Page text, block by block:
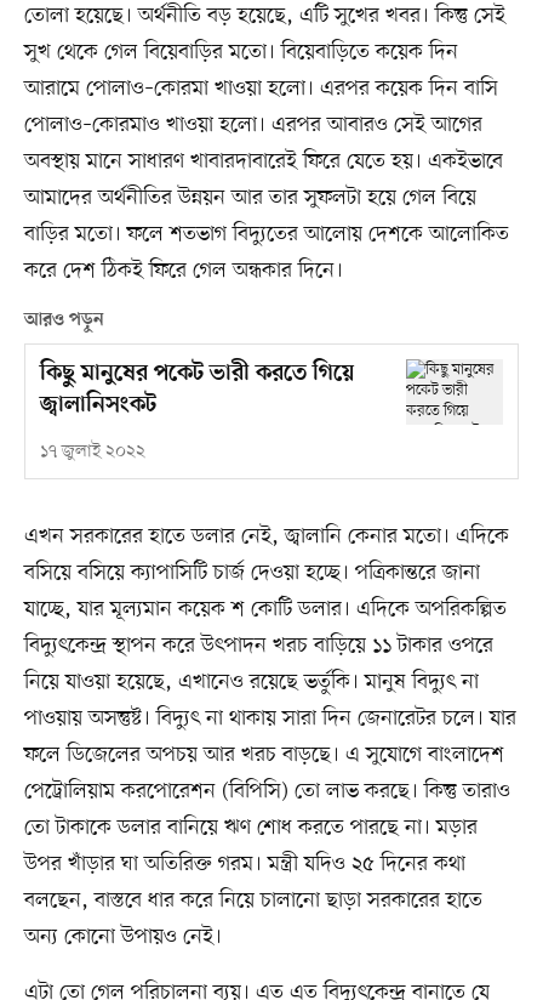
তোলা হয়েছে। অর্থনীতি বড় হয়েছে, এটি সুখের খবর। কিন্তু সেই
সুখ থেকে গেল বিয়েবাড়ির মতো। বিয়েবাড়িতে কয়েক দিন
আরামে পোলাও–কোরমা খাওয়া হলো। এরপর কয়েক দিন বাসি
পোলাও–কোরমাও খাওয়া হলো। এরপর আবারও সেই আগের
অবস্থায় মানে সাধারণ খাবারদাবারেই ফিরে যেতে হয়। একইভাবে
আমাদের অর্থনীতির উন্নয়ন আর তার সুফলটা হয়ে গেল বিয়ে
বাড়ির মতো। ফলে শতভাগ বিদ্যুতের আলোয় দেশকে আলোকিত
করে দেশ ঠিকই ফিরে গেল অন্ধকার দিনে।
আরও পড়ুন
কিছু মানুষের পকেট ভারী করতে গিয়ে
জ্বালানিসংকট
১৭ জুলাই ২০২২
এখন সরকারের হাতে ডলার নেই, জ্বালানি কেনার মতো। এদিকে
বসিয়ে বসিয়ে ক্যাপাসিটি চার্জ দেওয়া হচ্ছে। পত্রিকান্তরে জানা
যাচ্ছে, যার মূল্যমান কয়েক শ কোটি ডলার। এদিকে অপরিকল্পিত
বিদ্যুৎকেন্দ্র স্থাপন করে উৎপাদন খরচ বাড়িয়ে ১১ টাকার ওপরে
নিয়ে যাওয়া হয়েছে, এখানেও রয়েছে ভর্তুকি। মানুষ বিদ্যুৎ না
পাওয়ায় অসন্তুষ্ট। বিদ্যুৎ না থাকায় সারা দিন জেনারেটর চলে। যার
ফলে ডিজেলের অপচয় আর খরচ বাড়ছে। এ সুযোগে বাংলাদেশ
পেট্রোলিয়াম করপোরেশন (বিপিসি) তো লাভ করছে। কিন্তু তারাও
তো টাকাকে ডলার বানিয়ে ঋণ শোধ করতে পারছে না। মড়ার
উপর খাঁড়ার ঘা অতিরিক্ত গরম। মন্ত্রী যদিও ২৫ দিনের কথা
বলছেন, বাস্তবে ধার করে নিয়ে চালানো ছাড়া সরকারের হাতে
অন্য কোনো উপায়ও নেই।
এটা তো গেল পরিচালনা ব্যয়। এত এত বিদ্যুৎকেন্দ্র বানাতে যে